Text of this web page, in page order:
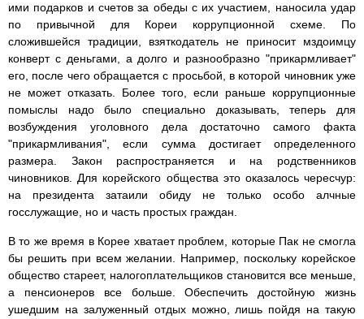
ими подарков и счетов за обеды с их участием, наносила удар
по привычной для Кореи коррупционной схеме. По
сложившейся традиции, взяткодатель не приносит мздоимцу
конверт с деньгами, а долго и разнообразно "прикармливает"
его, после чего обращается с просьбой, в которой чиновник уже
не может отказать. Более того, если раньше коррупционные
помыслы надо было специально доказывать, теперь для
возбуждения уголовного дела достаточно самого факта
"прикармливания", если сумма достигает определенного
размера. Закон распространяется и на родственников
чиновников. Для корейского общества это оказалось чересчур:
на президента затаили обиду не только особо алчные
госслужащие, но и часть простых граждан.
В то же время в Корее хватает проблем, которые Пак не смогла
бы решить при всем желании. Например, поскольку корейское
общество стареет, налогоплательщиков становится все меньше,
а пенсионеров все больше. Обеспечить достойную жизнь
ушедшим на залуженный отдых можно, лишь пойдя на такую